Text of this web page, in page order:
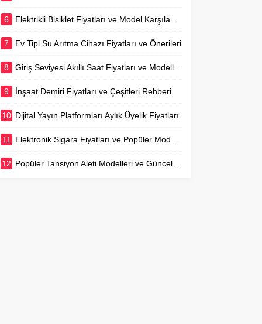
6 Elektrikli Bisiklet Fiyatları ve Model Karşılaştırmaları
7 Ev Tipi Su Arıtma Cihazı Fiyatları ve Önerileri
8 Giriş Seviyesi Akıllı Saat Fiyatları ve Modelleri
9 İnşaat Demiri Fiyatları ve Çeşitleri Rehberi
10 Dijital Yayın Platformları Aylık Üyelik Fiyatları
11 Elektronik Sigara Fiyatları ve Popüler Modeller
12 Popüler Tansiyon Aleti Modelleri ve Güncel Fiyatları